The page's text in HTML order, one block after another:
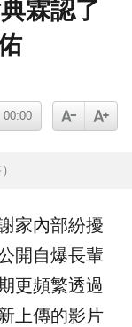
霖認了
00:00
家內部紛擾
開自爆長輩
更頻繁透過
上傳的影片